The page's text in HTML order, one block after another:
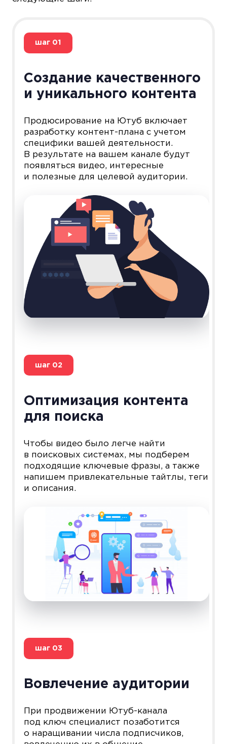
шаг 01
Создание качественного
и уникального контента
Продюсирование на Ютуб включает
разработку контент-плана с учетом
специфики вашей деятельности.
В результате на вашем канале будут
появляться видео, интересные
и полезные для целевой аудитории.
шаг 02
Оптимизация контента
для поиска
Чтобы видео было легче найти
в поисковых системах, мы подберем
подходящие ключевые фразы, а также
напишем привлекательные тайтлы, теги
и описания.
шаг 03
Вовлечение аудитории
При продвижении Ютуб-канала
под ключ специалист позаботится
о наращивании числа подписчиков,